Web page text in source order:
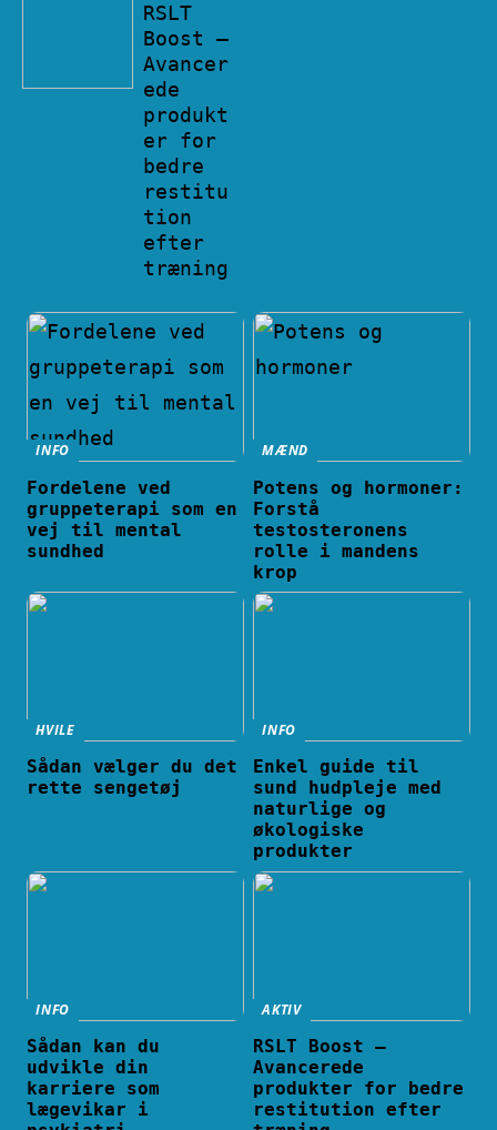
RSLT
Boost –
Avancer
ede
produkt
er for
bedre
restitu
tion
efter
træning
INFO
Fordelene ved
gruppeterapi som en
vej til mental
sundhed
MÆND
Potens og hormoner:
Forstå
testosteronens
rolle i mandens
krop
HVILE
Sådan vælger du det
rette sengetøj
INFO
Enkel guide til
sund hudpleje med
naturlige og
økologiske
produkter
INFO
Sådan kan du
udvikle din
karriere som
lægevikar i
AKTIV
RSLT Boost –
Avancerede
produkter for bedre
restitution efter